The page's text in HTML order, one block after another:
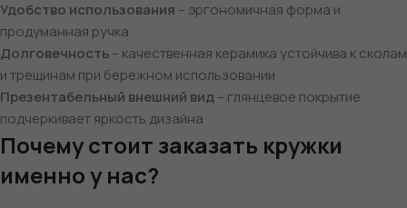
Удобство использования – эргономичная форма и
продуманная ручка
Долговечность– качественная керамика устойчива к сколам
и трещинам при бережном использовании
Презентабельный внешний вид– глянцевое покрытие
подчеркивает яркость дизайна
Почему стоит заказать кружки
именно у нас?